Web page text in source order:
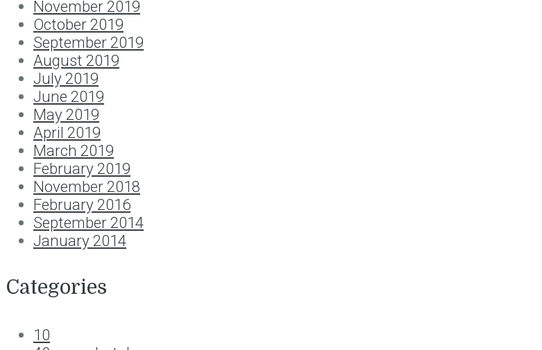
November 2019
October 2019
September 2019
August 2019
July 2019
June 2019
May 2019
April 2019
March 2019
February 2019
November 2018
February 2016
September 2014
January 2014
Categories
10